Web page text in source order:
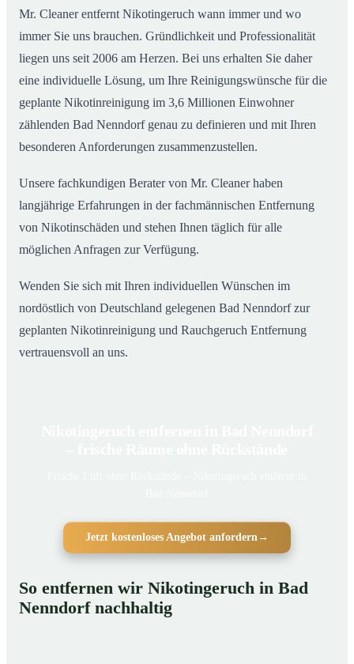
Mr. Cleaner entfernt Nikotingeruch wann immer und wo
immer Sie uns brauchen. Gründlichkeit und Professionalität
liegen uns seit 2006 am Herzen. Bei uns erhalten Sie daher
eine individuelle Lösung, um Ihre Reinigungswünsche für die
geplante Nikotinreinigung im 3,6 Millionen Einwohner
zählenden Bad Nenndorf genau zu definieren und mit Ihren
besonderen Anforderungen zusammenzustellen.
Unsere fachkundigen Berater von Mr. Cleaner haben
langjährige Erfahrungen in der fachmännischen Entfernung
von Nikotinschäden und stehen Ihnen täglich für alle
möglichen Anfragen zur Verfügung.
Wenden Sie sich mit Ihren individuellen Wünschen im
nordöstlich von Deutschland gelegenen Bad Nenndorf zur
geplanten Nikotinreinigung und Rauchgeruch Entfernung
vertrauensvoll an uns.
Jetzt kostenloses Angebot anfordern →
So entfernen wir Nikotingeruch in Bad
Nenndorf nachhaltig